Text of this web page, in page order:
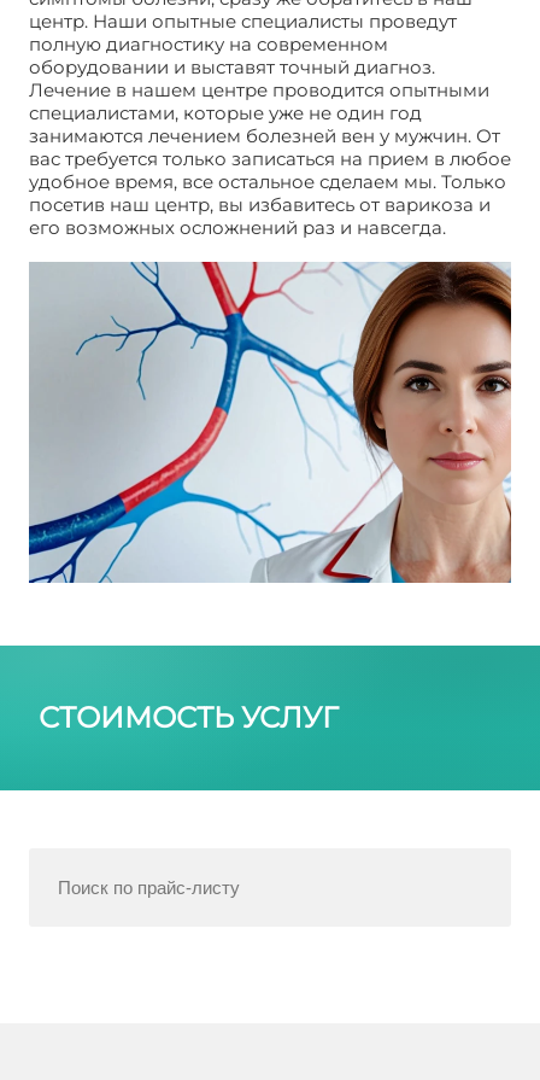
центр. Наши опытные специалисты проведут
полную диагностику на современном
оборудовании и выставят точный диагноз.
Лечение в нашем центре проводится опытными
специалистами, которые уже не один год
занимаются лечением болезней вен у мужчин. От
вас требуется только записаться на прием в любое
удобное время, все остальное сделаем мы. Только
посетив наш центр, вы избавитесь от варикоза и
его возможных осложнений раз и навсегда.
СТОИМОСТЬ УСЛУГ